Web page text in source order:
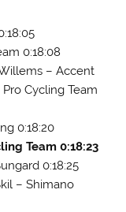
0:18:08
Willems – Accent
Cycling Team
0:18:20
Team 0:18:23
0:18:25
– Shimano